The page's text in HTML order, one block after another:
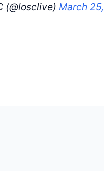
(@losclive) March 25,